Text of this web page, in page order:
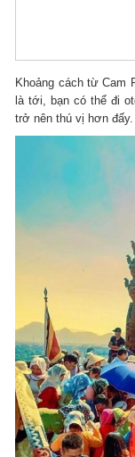
Khoảng cách từ Cam
là tới, bạn có thể đi
trở nên thú vị hơn đấy.